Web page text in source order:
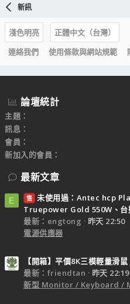
新訊
淺色明亮
正體中文（台灣）
連絡我們
使用條款與網站規範
論壇統計
主題
訊息
會員
新加入的會員
最新文章
E 售 未使用過：Antec hcp
Truepower Gold 550W、台
最新：engtong
昨天 22:50
電源供應器
【開箱】平價8K三模輕量滑
最新：friendtan
昨天 22:19
新型 Monitor / Keyboard /